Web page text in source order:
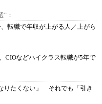
：
転職で年収が上がる人／上がら
CIOなどハイクラス転職が5年で
りたくない」 それでも「引き